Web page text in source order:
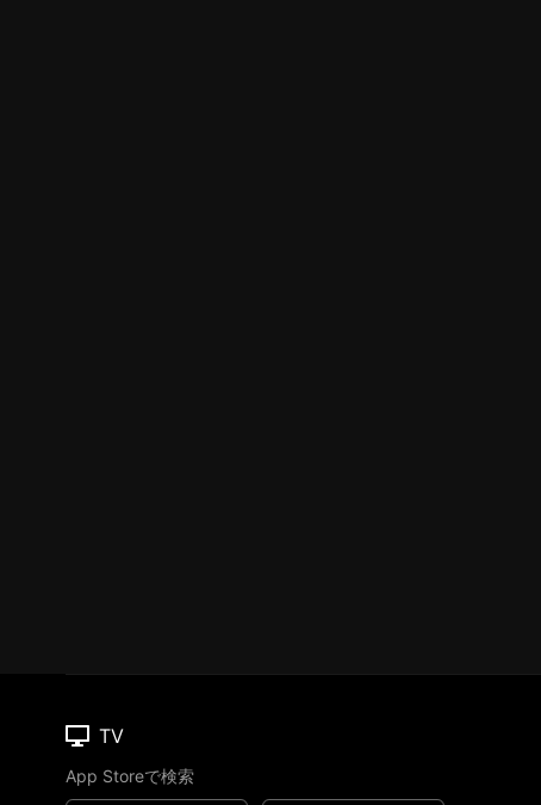
TV
App Storeで検索